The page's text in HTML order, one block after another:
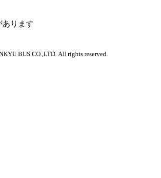
ります
BUS CO.,LTD. All rights reserved.